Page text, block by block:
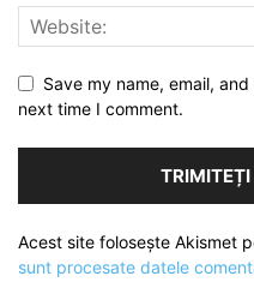
Save my name, email,
next time I comment.
Acest site folosește Akismet
sunt procesate datele